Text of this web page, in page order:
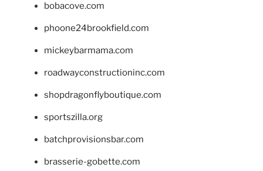
bobacove.com
phoone24brookfield.com
mickeybarmama.com
roadwayconstructioninc.com
shopdragonflyboutique.com
sportszilla.org
batchprovisionsbar.com
brasserie-gobette.com